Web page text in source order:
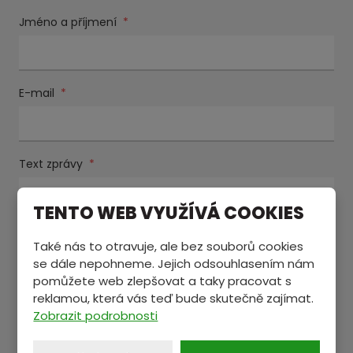
Jméno a příjmení *
E-mail *
Text zprávy *
Souhlasím
Souhlasím se zpracováním
Položky označené hvězdičkou ( *) jsou povinné.
TENTO WEB VYUŽÍVÁ COOKIES
Také nás to otravuje, ale bez souborů cookies
se dále nepohneme. Jejich odsouhlasením nám
pomůžete web zlepšovat a taky pracovat s
reklamou, která vás teď bude skutečně zajímat.
Zobrazit podrobnosti